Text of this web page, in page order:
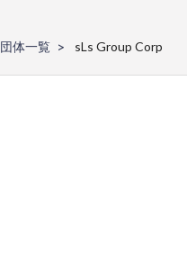
団体一覧
sLs Group Corp